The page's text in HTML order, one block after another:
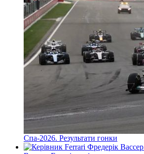
Спа-2026. Результати гонки